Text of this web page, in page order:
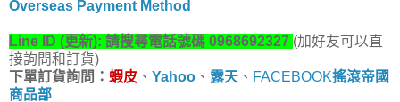
Overseas Payment Method
Line ID (更新): 請搜尋電話號碼 0968692327 (加好友可以直
接詢問和訂貨)
下單訂貨詢問： 蝦皮 、 Yahoo 、 露天 、 FACEBOOK搖滾帝國
商品部